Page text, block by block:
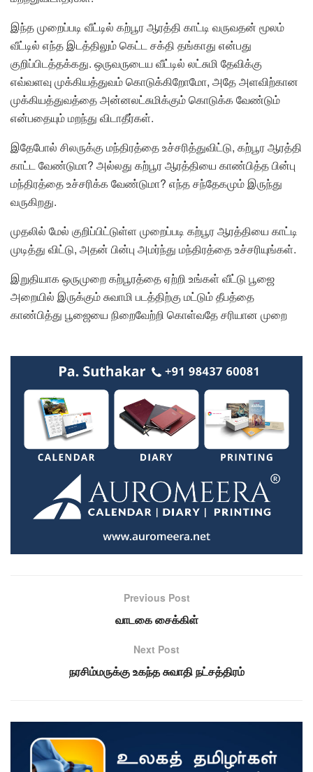
இந்த முறைப்படி வீட்டில் கற்பூர ஆரத்தி காட்டி வருவதன் மூலம்
வீட்டில் எந்த இடத்திலும் கெட்ட சக்தி தங்காது என்பது
குறிப்பிடத்தக்கது. ஒருவருடைய வீட்டில் லட்சுமி தேவிக்கு
எவ்வளவு முக்கியத்துவம் கொடுக்கிறோமோ, அதே அளவிற்கான
முக்கியத்துவத்தை அன்னலட்சுமிக்கும் கொடுக்க வேண்டும்
என்பதையும் மறந்து விடாதீர்கள்.
இதேபோல் சிலருக்கு மந்திரத்தை உச்சரித்துவிட்டு, கற்பூர ஆரத்தி
காட்ட வேண்டுமா? அல்லது கற்பூர ஆரத்தியை காண்பித்த பின்பு
மந்திரத்தை உச்சரிக்க வேண்டுமா? எந்த சந்தேகமும் இருந்து
வருகிறது.
முதலில் மேல் குறிப்பிட்டுள்ள முறைப்படி கற்பூர ஆரத்தியை காட்டி
முடித்து விட்டு, அதன் பின்பு அமர்ந்து மந்திரத்தை உச்சரியுங்கள்.
இறுதியாக ஒருமுறை கற்பூரத்தை ஏற்றி உங்கள் வீட்டு பூஜை
அறையில் இருக்கும் சுவாமி படத்திற்கு மட்டும் தீபத்தை
காண்பித்து பூஜையை நிறைவேற்றி கொள்வதே சரியான முறை
Previous Post
வாடகை சைக்கிள்
Next Post
நரசிம்மருக்கு உகந்த சுவாதி நட்சத்திரம்